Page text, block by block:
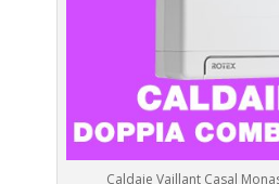
Caldaie Vaillant Casal